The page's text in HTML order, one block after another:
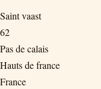
Saint vaast
62
Pas de calais
Hauts de france
France